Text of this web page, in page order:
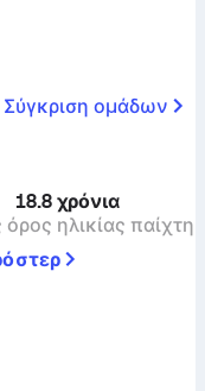
Σύγκριση ομάδων
18.8 χρόνια
ηλικίας παίχτη